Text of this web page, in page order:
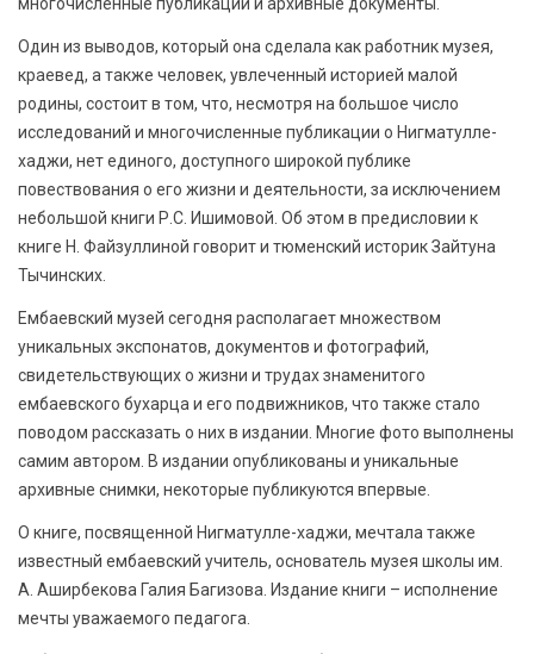
Один из выводов, который она сделала как работник музея,
краевед, а также человек, увлеченный историей малой
родины, состоит в том, что, несмотря на большое число
исследований и многочисленные публикации о Нигматулле-
хаджи, нет единого, доступного широкой публике
повествования о его жизни и деятельности, за исключением
небольшой книги Р.С. Ишимовой. Об этом в предисловии к
книге Н. Файзуллиной говорит и тюменский историк Зайтуна
Тычинских.
Ембаевский музей сегодня располагает множеством
уникальных экспонатов, документов и фотографий,
свидетельствующих о жизни и трудах знаменитого
ембаевского бухарца и его подвижников, что также стало
поводом рассказать о них в издании. Многие фото выполнены
самим автором. В издании опубликованы и уникальные
архивные снимки, некоторые публикуются впервые.
О книге, посвященной Нигматулле-хаджи, мечтала также
известный ембаевский учитель, основатель музея школы им.
А. Аширбекова Галия Багизова. Издание книги – исполнение
мечты уважаемого педагога.